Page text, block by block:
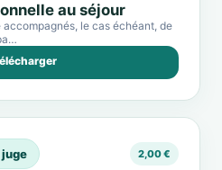
au séjour
le cas échéant, de
juge 2,00 €